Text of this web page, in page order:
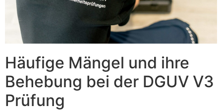
Häufige Mängel und ihre
Behebung bei der DGUV V3
Prüfung